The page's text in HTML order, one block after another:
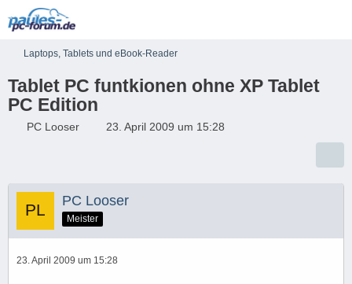
Laptops, Tablets und eBook-Reader
Tablet PC funtkionen ohne XP Tablet
PC Edition
PC Looser 23. April 2009 um 15:28
PC Looser
Meister
23. April 2009 um 15:28